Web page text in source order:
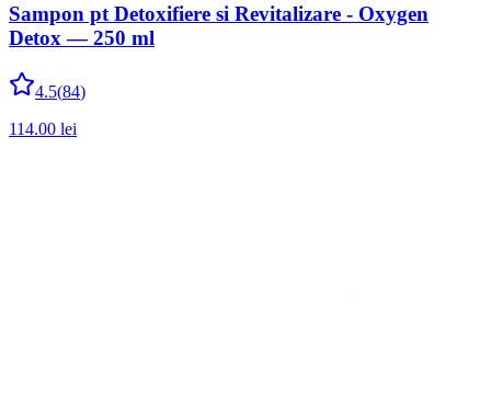
Sampon pt Detoxifiere si Revitalizare - Oxygen
Detox — 250 ml
4.5(84)
114.00 lei